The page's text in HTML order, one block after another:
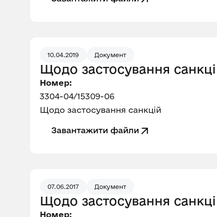
10.04.2019 Документ
Щодо застосування
Номер:
3304-04/15309-06
Щодо застосування санкцій
Завантажити файли
07.06.2017 Документ
Щодо застосування
Номер: